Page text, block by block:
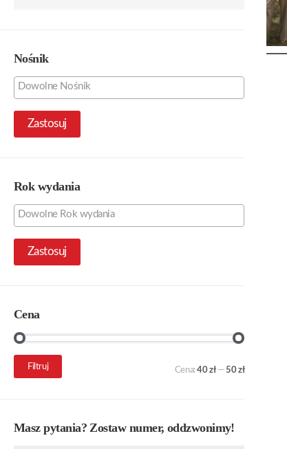
Nośnik
Zastosuj
Rok wydania
Zastosuj
Cena
Cena
min.
Cena
maks.
Filtruj Cena:40 zł—50 zł
Masz pytania? Zostaw numer, oddzwonimy!